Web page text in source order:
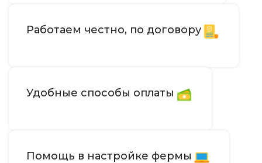
Работаем честно, по договору
Удобные способы оплаты
Помощь в настройке фермы